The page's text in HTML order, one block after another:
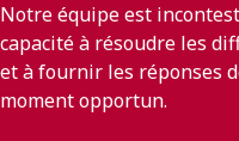
Notre équipe est
capacité à résoudre les
et à fournir les réponses
moment opportun.